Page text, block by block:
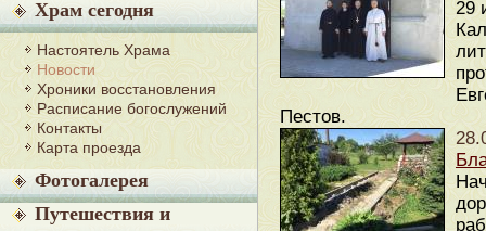
Храм сегодня
Настоятель Храма
Новости
Хроники восстановления
Расписание богослужений
Контакты
Карта проезда
Фотогалерея
Путешествия и
29
Пестов.